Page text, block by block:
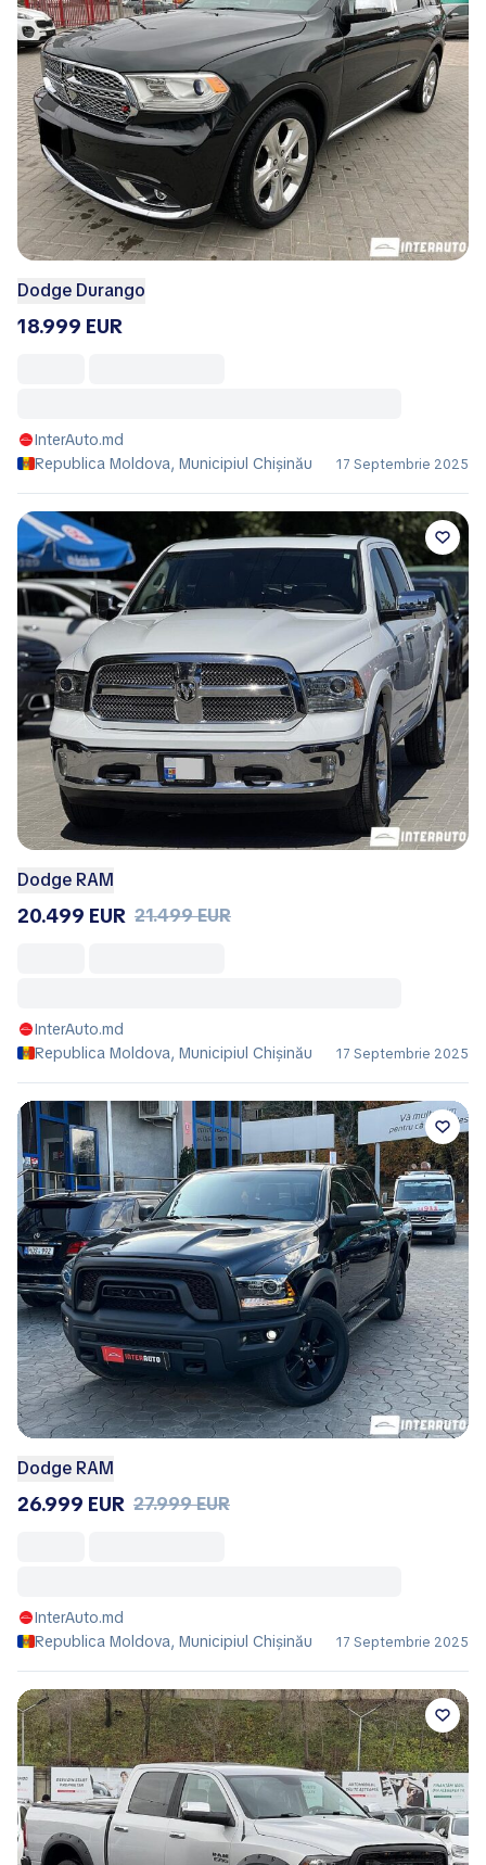
Dodge Durango
18.999 EUR
InterAuto.md
Republica Moldova, Municipiul Chișinău
17 Septembrie 2025
Dodge RAM
20.499 EUR 21.499 EUR
InterAuto.md
Republica Moldova, Municipiul Chișinău
17 Septembrie 2025
Dodge RAM
26.999 EUR 27.999 EUR
InterAuto.md
Republica Moldova, Municipiul Chișinău
17 Septembrie 2025